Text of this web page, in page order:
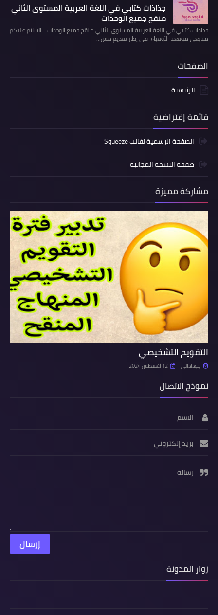
جذاذات كتابي في اللغة العربية المستوى الثاني
منقح جميع الوحدات
جذاذات كتابي في اللغة العربية المستوى الثاني منقح جميع الوحدات السلام عليكم
متابعي موقعنا الأوفياء، في إطار تقديم مس…
الصفحات
الرئيسية
قائمة إفتراضية
الصفحة الرسمية لقالب Squeeze
صفحة النسخة المجانية
مشاركة مميزة
التقويم التشخيصي
جوذاذاتي 12 أغسطس 2024
نموذج الاتصال
الاسم
بريد إلكتروني
رسالة
زوار المدونة